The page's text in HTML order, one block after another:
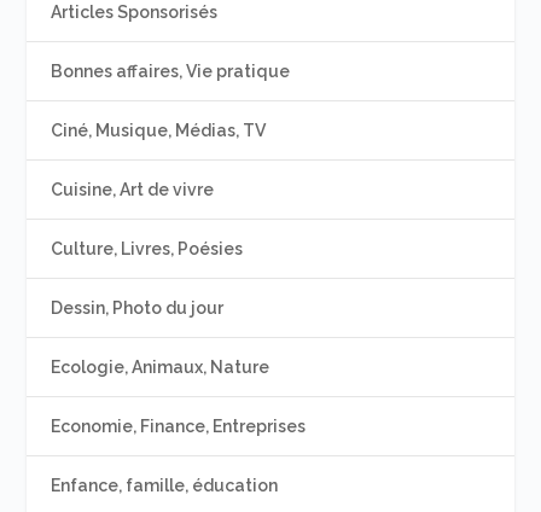
Articles Sponsorisés
Bonnes affaires, Vie pratique
Ciné, Musique, Médias, TV
Cuisine, Art de vivre
Culture, Livres, Poésies
Dessin, Photo du jour
Ecologie, Animaux, Nature
Economie, Finance, Entreprises
Enfance, famille, éducation